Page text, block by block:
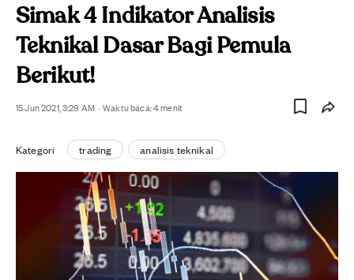
Simak 4 Indikator Analisis
Teknikal Dasar Bagi Pemula
Berikut!
15 Jun 2021, 3:29 AM · Waktu baca:4menit
Kategori trading analisis teknikal